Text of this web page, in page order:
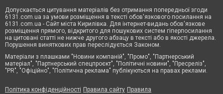
Допускається цитування матеріалів без отримання попередньої згоди
6131.com.ua за умови розміщення в тексті обов'язкового посилання на
6131.com.ua - Сайт міста Кирилівка. Для інтернет-видань обов'язкове
розміщення прямого, відкритого для пошукових систем гіперпосилання
на цитовані статті не нижче другого абзацу в тексті або в якості джерела.
Порушення виняткових прав переслідується Законом.
Матеріали з плашками "Новини компаній", "Промо", "Партнерський
матеріал", "Партнерський спецпроєкт", "Політичні новини", "Пресреліз",
"PR", "Офіційно", "Політична реклама" публікуються на правах реклами.
Політика конфіденційності Правила сайту Правила